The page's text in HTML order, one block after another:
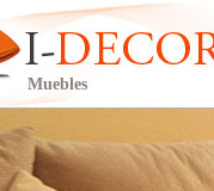
Muebles